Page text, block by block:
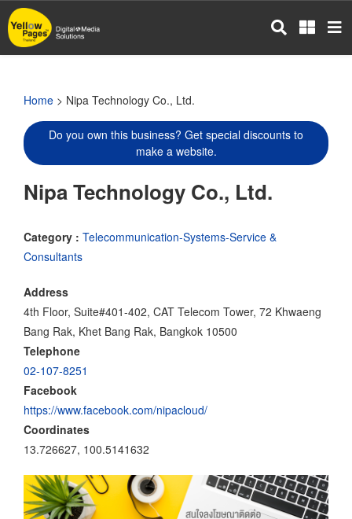
Skip
to
main
Home > Nipa Technology Co., Ltd.
Do you own this business? Get special discounts to
make a website.
Nipa Technology Co., Ltd.
Category : Telecommunication-Systems-Service &
Consultants
Address
4th Floor, Suite#401-402, CAT Telecom Tower, 72 Khwaeng
Bang Rak, Khet Bang Rak, Bangkok 10500
Telephone
02-107-8251
Facebook
https://www.facebook.com/nipacloud/
Coordinates
13.726627, 100.5141632